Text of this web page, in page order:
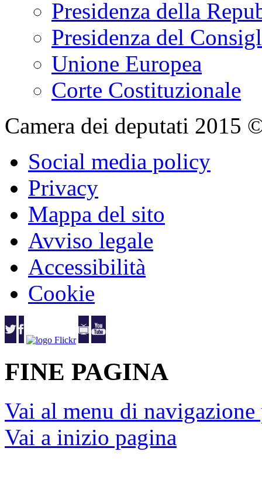
Organismi bicamerali
Semestre UE
Rapporti
Polo bibliotecario
Normattiva: il portale
Altre istituzioni
Presidenza della
Presidenza del
Unione Europea
Corte Costituzionale
Camera dei deputati
Social media policy
Privacy
Mappa del sito
Accessibilità
Cookie